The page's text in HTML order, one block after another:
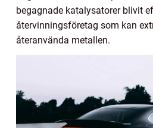
begagnade katalysatorer blivit
återvinningsföretag som kan
återanvända metallen.